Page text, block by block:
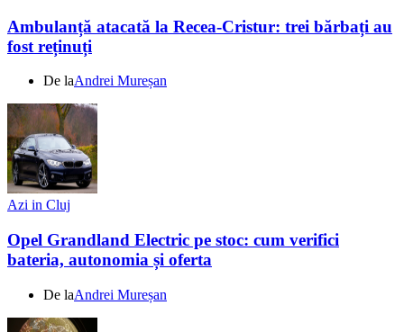
Ambulanță atacată la Recea-Cristur: trei bărbați au
fost reținuți
De laAndrei Mureșan
Azi in Cluj
Opel Grandland Electric pe stoc: cum verifici
bateria, autonomia și oferta
De laAndrei Mureșan